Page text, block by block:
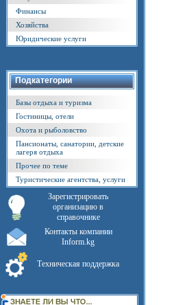
Финансы
Хозяйства
Юридические услуги
Подкатегории
Базы отдыха и туризма
Гостиницы, отели
Охота и рыболовство
Пансионаты, санатории, детские
лагеря отдыха
Прочее по теме
Туристические агентства, услуги
Зарегистрировать
организацию в
справочнике
Контакты компании
Inform.kg
Техническая поддержка